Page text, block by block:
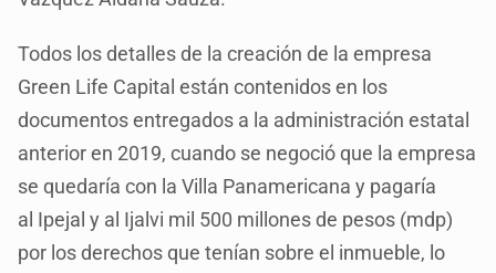
Todos los detalles de la creación de la empresa
Green Life Capital están contenidos en los
documentos entregados a la administración estatal
anterior en 2019, cuando se negoció que la empresa
se quedaría con la Villa Panamericana y pagaría
al Ipejal y al Ijalvi mil 500 millones de pesos (mdp)
por los derechos que tenían sobre el inmueble, lo